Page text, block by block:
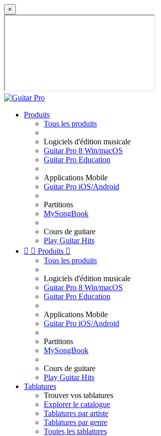
×
Produits
Tous les produits
Logiciels d'édition musicale
Guitar Pro 8 Win/macOS
Guitar Pro Education
Applications Mobile
Guitar Pro iOS/Android
Partitions
MySongBook
Cours de guitare
Play Guitar Hits
  Produits 
Tous les produits
Logiciels d'édition musicale
Guitar Pro 8 Win/macOS
Guitar Pro Education
Applications Mobile
Guitar Pro iOS/Android
Partitions
MySongBook
Cours de guitare
Play Guitar Hits
Tablatures
Trouver vos tablatures
Explorer le catalogue
Tablatures par artiste
Tablatures par genre
Toutes les tablatures